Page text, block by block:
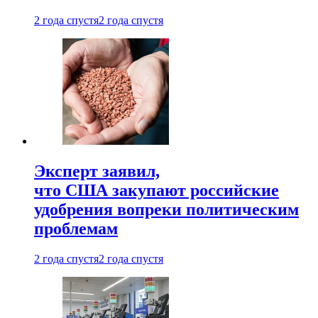
2 года спустя2 года спустя
Эксперт заявил,
что США закупают российские
удобрения вопреки политическим
проблемам
2 года спустя2 года спустя